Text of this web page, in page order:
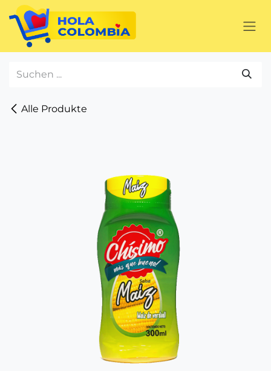
Zum Inhalt springen
Alle Produkte